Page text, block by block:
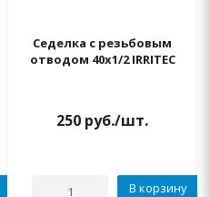
Седелка с резьбовым
отводом 40x1/2 IRRITEC
250 руб./шт.
В корзину